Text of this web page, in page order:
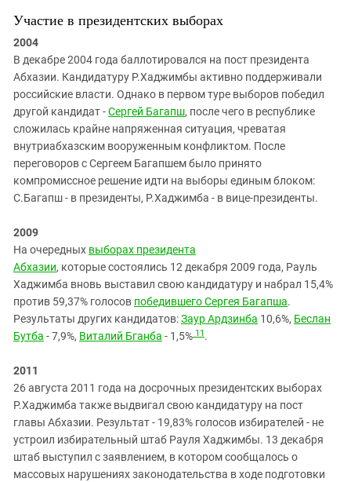
Участие в президентских выборах
2004
В декабре 2004 года баллотировался на пост президента
Абхазии. Кандидатуру Р.Хаджимбы активно поддерживали
российские власти. Однако в первом туре выборов победил
другой кандидат -Сергей Багапш, после чего в республике
сложилась крайне напряженная ситуация, чреватая
внутриабхазским вооруженным конфликтом. После
переговоров с Сергеем Багапшем было принято
компромиссное решение идти на выборы единым блоком:
С.Багапш - в президенты, Р.Хаджимба - в вице-президенты.
2009
На очередных выборах президента
Абхазии, которые состоялись 12 декабря 2009 года, Рауль
Хаджимба вновь выставил свою кандидатуру и набрал 15,4%
против 59,37% голосов победившего Сергея Багапша.
Результаты других кандидатов:Заур Ардзинба 10,6%, Беслан
Бутба - 7,9%, Виталий Бганба - 1,5% 11 .
2011
26 августа 2011 года на досрочных президентских выборах
Р.Хаджимба также выдвигал свою кандидатуру на пост
главы Абхазии. Результат - 19,83% голосов избирателей - не
устроил избирательный штаб Рауля Хаджимбы. 13 декабря
штаб выступил с заявлением, в котором сообщалось о
массовых нарушениях законодательства в ходе подготовки